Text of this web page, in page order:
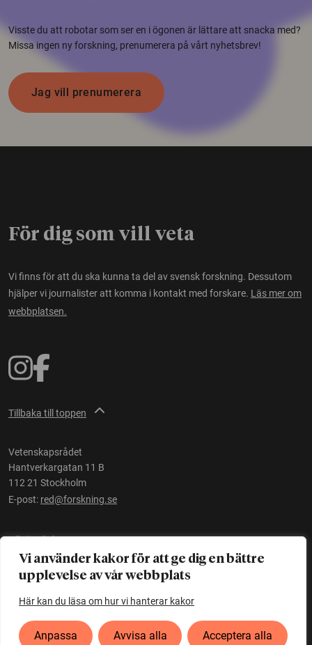
Vi använder kakor för att ge dig en bättre
upplevelse av vår webbplats
Här kan du läsa om hur vi hanterar kakor
Anpassa Avvisa alla Acceptera alla
Visste du att robotar som ser en i ögonen är lättare att snacka med?
Missa ingen ny forskning, prenumerera på vårt nyhetsbrev!
Jag vill prenumerera
För dig som vill veta
Vi finns för att du ska kunna ta del av svensk forskning. Dessutom
hjälper vi journalister att komma i kontakt med forskare. Läs mer om
webbplatsen.
Tillbaka till toppen
Vetenskapsrådet
Hantverkargatan 11 B
112 21 Stockholm
E-post: red@forskning.se
Tillgänglighet
Ett initiativ avVetenskapsrådet